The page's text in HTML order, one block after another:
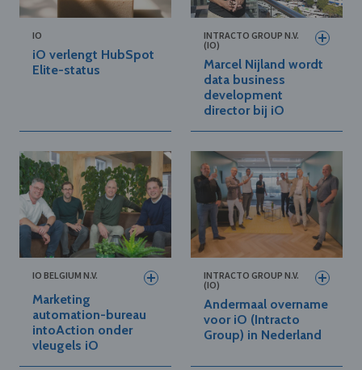
IO
iO verlengt HubSpot
Elite-status
INTRACTO GROUP N.V.
(IO)
Marcel Nijland wordt
data business
development
director bij iO
IO BELGIUM N.V.
Marketing
automation-bureau
intoAction onder
vleugels iO
INTRACTO GROUP N.V.
(IO)
Andermaal overname
voor iO (Intracto
Group) in Nederland